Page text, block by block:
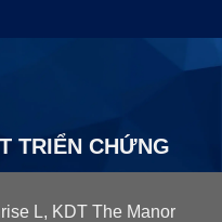
TRIỂN CHỨNG
L, KDT The Manor